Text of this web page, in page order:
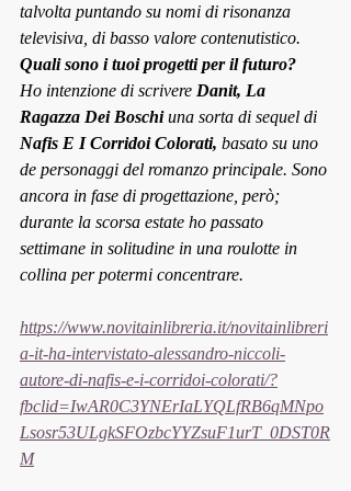
talvolta puntando su nomi di risonanza
televisiva, di basso valore contenutistico.
Quali sono i tuoi progetti per il futuro?
Ho intenzione di scrivere Danit, La
Ragazza Dei Boschi una sorta di sequel di
Nafis E I Corridoi Colorati, basato su uno
de personaggi del romanzo principale. Sono
ancora in fase di progettazione, però;
durante la scorsa estate ho passato
settimane in solitudine in una roulotte in
collina per potermi concentrare.
https://www.novitainlibreria.it/novitainlibreri
a-it-ha-intervistato-alessandro-niccoli-
autore-di-nafis-e-i-corridoi-colorati/?
fbclid=IwAR0C3YNErIaLYQLfRB6qMNpo
Lsosr53ULgkSFOzbcYYZsuF1urT_0DST0R
M